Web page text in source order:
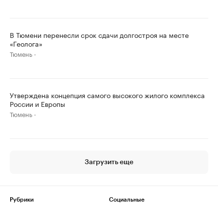
В Тюмени перенесли срок сдачи долгостроя на месте
«Геолога»
Тюмень
Утверждена концепция самого высокого жилого комплекса
России и Европы
Тюмень
Загрузить еще
Рубрики
Социальные